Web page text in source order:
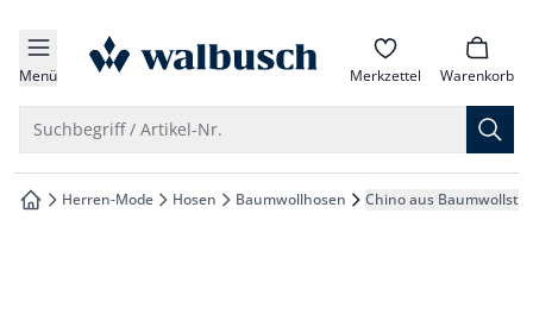
springen
springen
springen
springen
Menü zur Startseite Merkzettel Warenkorb
Suchbegriff / Artikel-Nr.
zur Startseite
Herren-Mode Hosen Baumwollhosen Chino aus